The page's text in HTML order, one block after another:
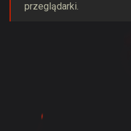
przeglądarki.